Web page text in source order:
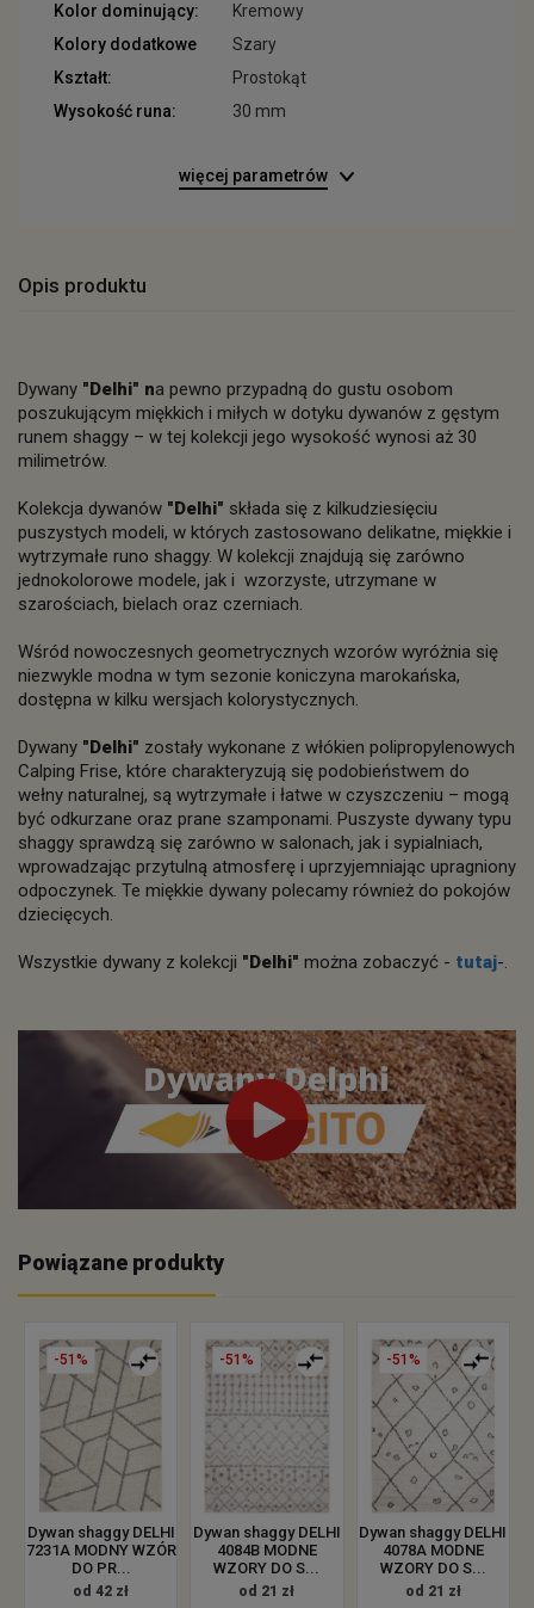
Kolor dominujący:
Kremowy
Kolory dodatkowe
Szary
Kształt:
Prostokąt
Wysokość runa:
30 mm
więcej parametrów
Opis produktu
Dywany "Delhi" na pewno przypadną do gustu osobom
poszukującym miękkich i miłych w dotyku dywanów z gęstym
runem shaggy – w tej kolekcji jego wysokość wynosi aż 30
milimetrów.
Kolekcja dywanów "Delhi" składa się z kilkudziesięciu
puszystych modeli, w których zastosowano delikatne, miękkie i
wytrzymałe runo shaggy. W kolekcji znajdują się zarówno
jednokolorowe modele, jak i wzorzyste, utrzymane w
szarościach, bielach oraz czerniach.
Wśród nowoczesnych geometrycznych wzorów wyróżnia się
niezwykle modna w tym sezonie koniczyna marokańska,
dostępna w kilku wersjach kolorystycznych.
Dywany "Delhi" zostały wykonane z włókien polipropylenowych
Calping Frise, które charakteryzują się podobieństwem do
wełny naturalnej, są wytrzymałe i łatwe w czyszczeniu – mogą
być odkurzane oraz prane szamponami. Puszyste dywany typu
shaggy sprawdzą się zarówno w salonach, jak i sypialniach,
wprowadzając przytulną atmosferę i uprzyjemniając upragniony
odpoczynek. Te miękkie dywany polecamy również do pokojów
dziecięcych.
Wszystkie dywany z kolekcji "Delhi" można zobaczyć - tutaj-.
Powiązane produkty
-51%
Dywan shaggy DELHI
7231A MODNY WZÓR
DO PR...
od 42 zł
-51%
Dywan shaggy DELHI
4084B MODNE
WZORY DO S...
od 21 zł
-51%
Dywan shaggy DELHI
4078A MODNE
WZORY DO S...
od 21 zł